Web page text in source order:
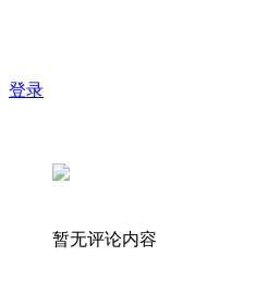
登录
暂无评论内容